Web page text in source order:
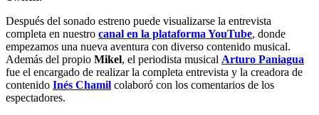
Después del sonado estreno puede visualizarse la entrevista
completa en nuestro canal en la plataforma YouTube, donde
empezamos una nueva aventura con diverso contenido musical.
Además del propio Mikel, el periodista musical Arturo Paniagua
fue el encargado de realizar la completa entrevista y la creadora de
contenido Inés Chamil colaboró con los comentarios de los
espectadores.